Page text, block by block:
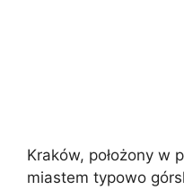
Kraków, położony w
miastem typowo